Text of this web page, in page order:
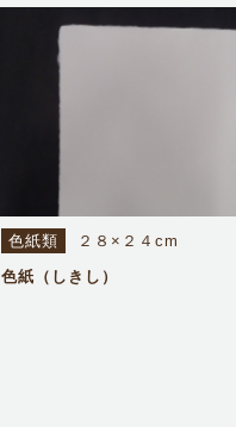
色紙類
２８×２４cm
色紙（しきし）